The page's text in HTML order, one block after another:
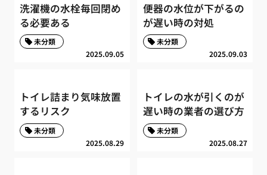
洗濯機の水栓毎回閉め
る必要ある
2025.09.05
未分類
便器の水位が下がるの
が遅い時の対処
2025.09.03
未分類
トイレ詰まり気味放置
するリスク
2025.08.29
未分類
トイレの水が引くのが
遅い時の業者の選び方
2025.08.27
未分類